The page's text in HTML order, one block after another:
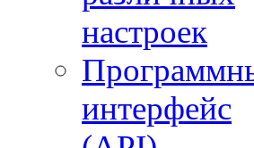
настроек
интерфейс